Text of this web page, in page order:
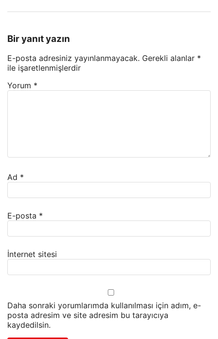
Bir yanıt yazın
E-posta adresiniz yayınlanmayacak. Gerekli alanlar *
ile işaretlenmişlerdir
Yorum *
Ad *
E-posta *
İnternet sitesi
Daha sonraki yorumlarımda kullanılması için adım, e-
posta adresim ve site adresim bu tarayıcıya
kaydedilsin.